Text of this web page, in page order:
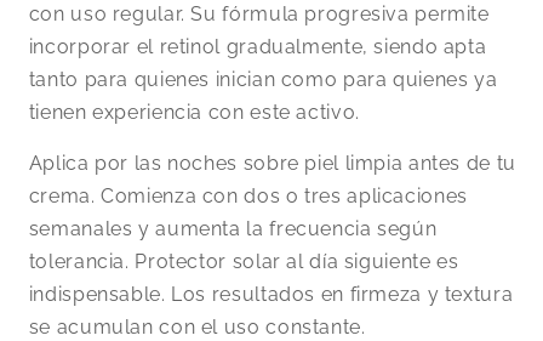
con uso regular. Su fórmula progresiva permite
incorporar el retinol gradualmente, siendo apta
tanto para quienes inician como para quienes ya
tienen experiencia con este activo.
Aplica por las noches sobre piel limpia antes de tu
crema. Comienza con dos o tres aplicaciones
semanales y aumenta la frecuencia según
tolerancia. Protector solar al día siguiente es
indispensable. Los resultados en firmeza y textura
se acumulan con el uso constante.